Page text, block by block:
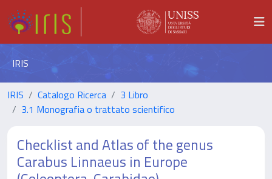
IRIS
IRIS Catalogo Ricerca
3 Libro
3.1 Monografia o trattato scientifico
Checklist and Atlas of the genus
Carabus Linnaeus in Europe